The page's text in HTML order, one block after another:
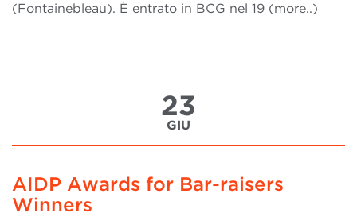
(Fontainebleau). È entrato in BCG nel 19 (more..)
23
GIU
AIDP Awards for Bar-raisers
Winners